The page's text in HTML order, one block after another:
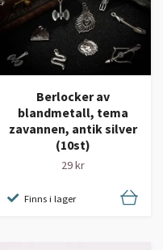
Berlocker av
blandmetall, tema
zavannen, antik silver
(10st)
29 kr
Finns i lager